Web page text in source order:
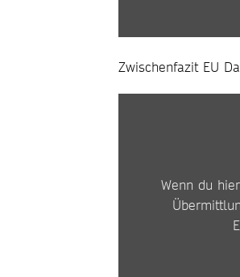
Zwischenfazit EU
ANZEIGEN
Wenn du